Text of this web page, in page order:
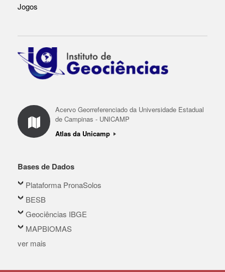
Jogos
Acervo Georreferenciado da Universidade Estadual
de Campinas - UNICAMP
Atlas da Unicamp
Bases de Dados
Plataforma PronaSolos
BESB
Geociências IBGE
MAPBIOMAS
ver mais